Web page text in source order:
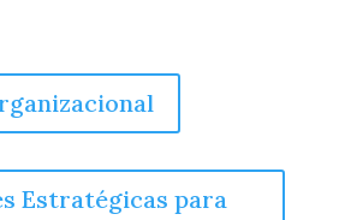
Estratégicas para